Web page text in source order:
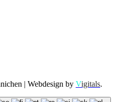
| Webdesign by Vigitals.